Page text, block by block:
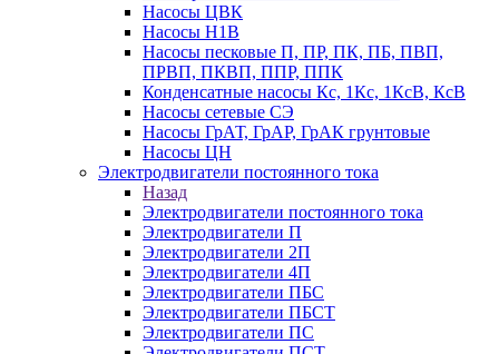
Насосы ЦВК
Насосы Н1В
Насосы песковые П, ПР, ПК, ПБ, ПВП,
ПРВП, ПКВП, ППР, ППК
Конденсатные насосы Кс, 1Кс, 1КсВ, КсВ
Насосы сетевые СЭ
Насосы ГрАТ, ГрАР, ГрАК грунтовые
Насосы ЦН
Электродвигатели постоянного тока
Назад
Электродвигатели постоянного тока
Электродвигатели П
Электродвигатели 2П
Электродвигатели 4П
Электродвигатели ПБС
Электродвигатели ПБСТ
Электродвигатели ПС